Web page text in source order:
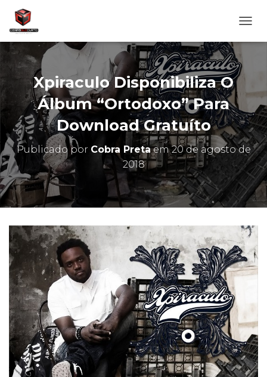
L
A
R
N
A
V
E
G
A
Ç
Ã
Xpiraculo Disponibiliza O
Álbum “Ortodoxo” Para
Download Gratuíto
Publicado por Cobra Pretaem20 de agosto de
2018